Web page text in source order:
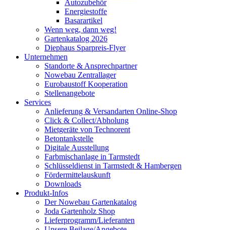
Autozubehör
Energiestoffe
Basarartikel
Wenn weg, dann weg!
Gartenkatalog 2026
Diephaus Sparpreis-Flyer
Unternehmen
Standorte & Ansprechpartner
Nowebau Zentrallager
Eurobaustoff Kooperation
Stellenangebote
Services
Anlieferung & Versandarten Online-Shop
Click & Collect/Abholung
Mietgeräte von Technorent
Betontankstelle
Digitale Ausstellung
Farbmischanlage in Tarmstedt
Schlüsseldienst in Tarmstedt & Hambergen
Fördermittelauskunft
Downloads
Produkt-Infos
Der Nowebau Gartenkatalog
Joda Gartenholz Shop
Lieferprogramm/Lieferanten